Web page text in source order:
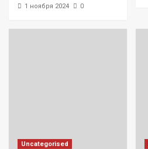
1 ноября 2024 0
Uncategorised